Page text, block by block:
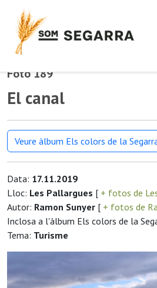
Foto 189
El canal
Veure àlbum Els colors de la
Data: 17.11.2019
Lloc: Les Pallargues [ + fotos de
Autor: Ramon Sunyer [ + fotos de
Inclosa a l'àlbum Els colors de la
Tema: Turisme